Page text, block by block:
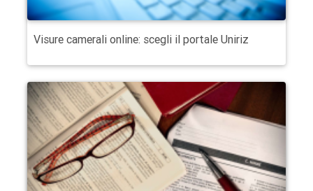
Visure camerali online: scegli il portale Uniriz